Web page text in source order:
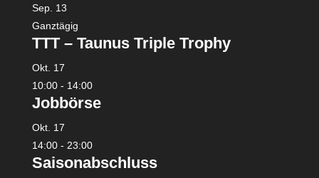
Sep. 13
Ganztägig
TTT – Taunus Triple Trophy
Okt. 17
10:00- 14:00
Jobbörse
Okt. 17
14:00- 23:00
Saisonabschluss